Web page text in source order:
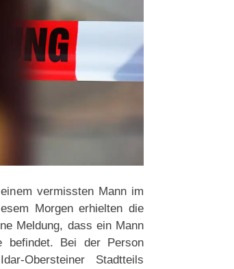
vermissten Mann im
Morgen erhielten die
Meldung, dass ein Mann
befindet. Bei der Person
Obersteiner Stadtteils